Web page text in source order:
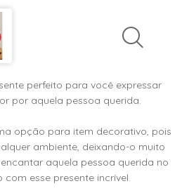
perfeito para você expressar
por aquela pessoa querida.
opção para item decorativo, pois
ambiente, deixando-o muito
aquela pessoa querida no
com esse presente incrível.